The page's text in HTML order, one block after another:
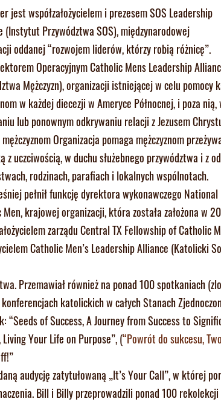
jest współzałożycielem i prezesem SOS Leadership
Przywództwa SOS), międzynarodowej
oddanej “rozwojem liderów, którzy robią różnicę”.
Operacyjnym Catholic Mens Leadership
Mężczyzn), organizacji istniejącej w celu pomocy
w każdej diecezji w Ameryce Północnej, i poza
lub ponownym odkrywaniu relacji z Jezusem
Organizacja pomaga mężczyznom
z uczciwością, w duchu służebnego przywództwa i z
rodzinach, parafiach i lokalnych wspólnotach.
pełnił funkcję dyrektora wykonawczego
krajowej organizacji, która została założona w
zarządu Central TX Fellowship of Catholic
Catholic Men’s Leadership Alliance (Katolicki
Przemawiał również na ponad 100 spotkaniach
katolickich w całych Stanach
of Success, A Journey from Success to
Your Life on Purpose”, (“Powrót do sukcesu,
audycję zatytułowaną „It’s Your Call”, w której
Bill i Billy przeprowadzili ponad 100